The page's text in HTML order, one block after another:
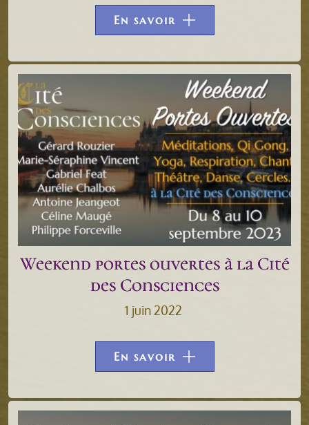
En savoir
Weekend portes ouvertes à la Cité
des Consciences
1 juin 2022
En savoir